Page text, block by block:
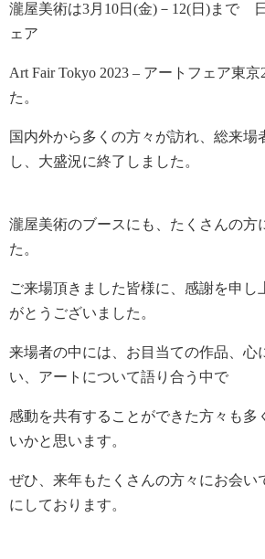
瀧屋美術は3月10日(金)－12(日)まで
ェア
Art Fair Tokyo 2023 – アートフェア東
た。
国内外から多くの方々が訪れ、総来場
し、大盛況に終了しました。
瀧屋美術のブースにも、たくさんの方
た。
ご来場頂きました皆様に、感謝を申し
がとうございました。
来場者の中には、お目当ての作品、心
い、アートについて語り合う中で
感動を共有することができた方々も多
いかと思います。
ぜひ、来年もたくさんの方々にお会い
にしております。